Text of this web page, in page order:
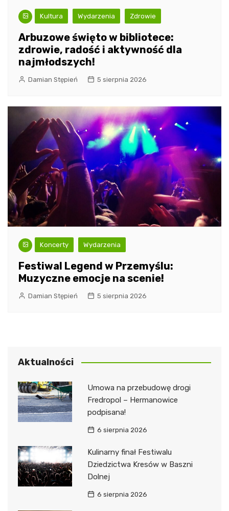
Kultura Wydarzenia Zdrowie
Arbuzowe święto w bibliotece:
zdrowie, radość i aktywność dla
najmłodszych!
Damian Stępień 5 sierpnia 2026
Koncerty Wydarzenia
Festiwal Legend w Przemyślu:
Muzyczne emocje na scenie!
Damian Stępień 5 sierpnia 2026
Aktualności
Umowa na przebudowę drogi
Fredropol – Hermanowice
podpisana!
6 sierpnia 2026
Kulinarny finał Festiwalu
Dziedzictwa Kresów w Baszni
Dolnej
6 sierpnia 2026